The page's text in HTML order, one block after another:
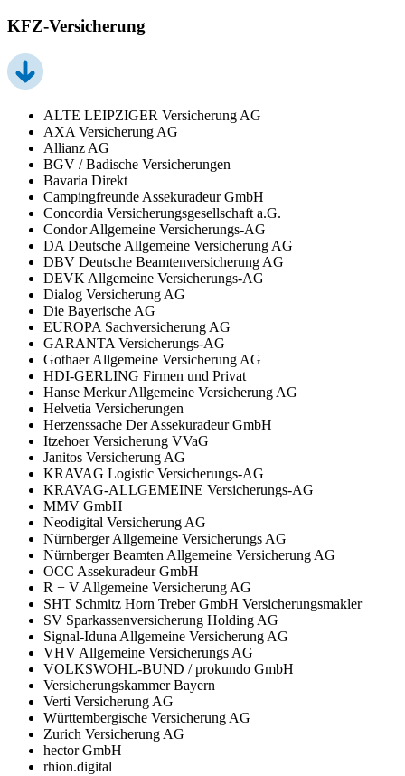
KFZ-Versicherung
ALTE LEIPZIGER Versicherung AG
AXA Versicherung AG
Allianz AG
BGV / Badische Versicherungen
Bavaria Direkt
Campingfreunde Assekuradeur GmbH
Concordia Versicherungsgesellschaft a.G.
Condor Allgemeine Versicherungs-AG
DA Deutsche Allgemeine Versicherung AG
DBV Deutsche Beamtenversicherung AG
DEVK Allgemeine Versicherungs-AG
Dialog Versicherung AG
Die Bayerische AG
EUROPA Sachversicherung AG
GARANTA Versicherungs-AG
Gothaer Allgemeine Versicherung AG
HDI-GERLING Firmen und Privat
Hanse Merkur Allgemeine Versicherung AG
Helvetia Versicherungen
Herzenssache Der Assekuradeur GmbH
Itzehoer Versicherung VVaG
Janitos Versicherung AG
KRAVAG Logistic Versicherungs-AG
KRAVAG-ALLGEMEINE Versicherungs-AG
MMV GmbH
Neodigital Versicherung AG
Nürnberger Allgemeine Versicherungs AG
Nürnberger Beamten Allgemeine Versicherung AG
OCC Assekuradeur GmbH
R + V Allgemeine Versicherung AG
SHT Schmitz Horn Treber GmbH Versicherungsmakler
SV Sparkassenversicherung Holding AG
Signal-Iduna Allgemeine Versicherung AG
VHV Allgemeine Versicherungs AG
VOLKSWOHL-BUND / prokundo GmbH
Versicherungskammer Bayern
Verti Versicherung AG
Württembergische Versicherung AG
Zurich Versicherung AG
hector GmbH
rhion.digital